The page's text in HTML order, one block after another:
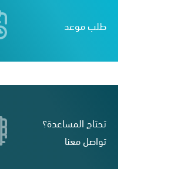
طلب موعد
تحتاج المساعدة؟
تواصل معنا